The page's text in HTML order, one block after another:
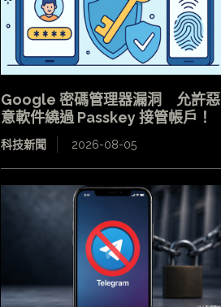
Google 密碼管理器漏洞 允許惡
意軟件繞過 Passkey 接管帳戶！
科技新聞 2026-08-05